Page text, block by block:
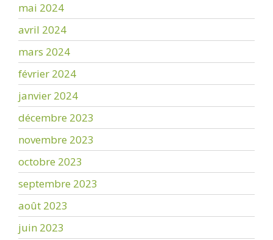
mai 2024
avril 2024
mars 2024
février 2024
janvier 2024
décembre 2023
novembre 2023
octobre 2023
septembre 2023
août 2023
juin 2023